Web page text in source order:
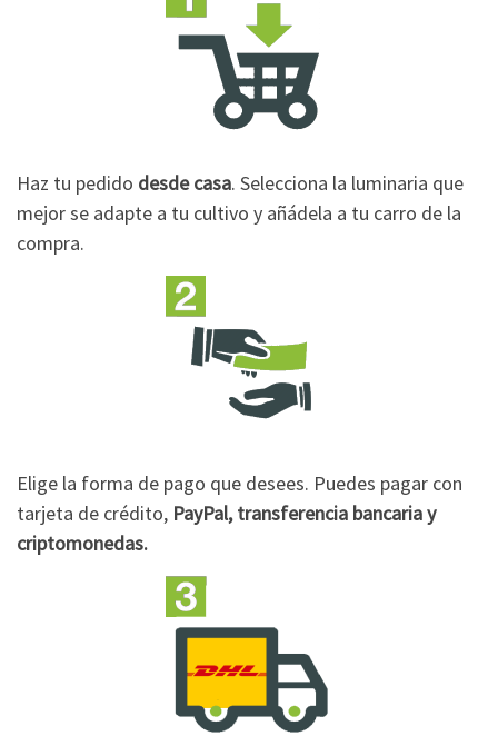
Haz tu pedido desde casa. Selecciona la luminaria que
mejor se adapte a tu cultivo y añádela a tu carro de la
compra.
Elige la forma de pago que desees. Puedes pagar con
tarjeta de crédito, PayPal, transferencia bancaria y
criptomonedas.